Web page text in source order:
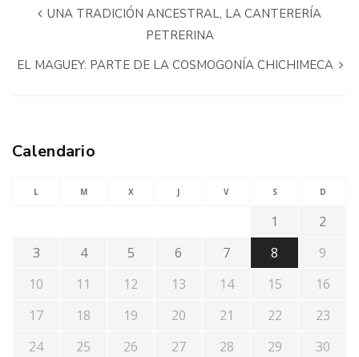
UNA TRADICIÓN ANCESTRAL, LA CANTERERÍA
PETRERINA
EL MAGUEY: PARTE DE LA COSMOGONÍA CHICHIMECA
Calendario
L M X J V S D
1
2
3
4 5 6 7 8
9
10
11 12 13 14 15
16
17
18 19 20 21 22
23
24
25 26 27 28 29
30